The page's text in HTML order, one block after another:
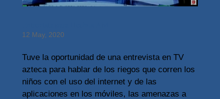
12 May, 2020
Tuve la oportunidad de una entrevista en TV
azteca para hablar de los riegos que corren los
niños con el uso del internet y de las
aplicaciones en los móviles, las amenazas a